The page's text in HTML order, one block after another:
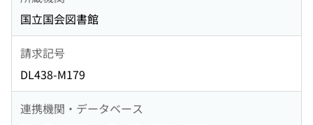
国立国会図書館
請求記号
DL438-M179
連携機関・データベース